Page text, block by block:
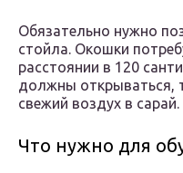
Обязательно нужно
стойла. Окошки
расстоянии в 120
должны открываться,
свежий воздух в сарай.
Что нужно для